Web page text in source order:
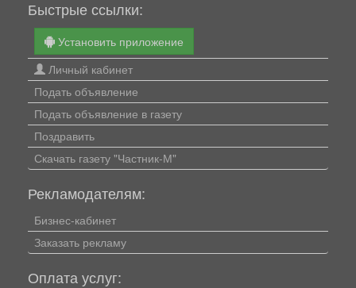
Быстрые ссылки:
Установить приложение
Личный кабинет
Подать объявление
Подать объявление в газету
Поздравить
Скачать газету "Частник-М"
Рекламодателям:
Бизнес-кабинет
Заказать рекламу
Оплата услуг: